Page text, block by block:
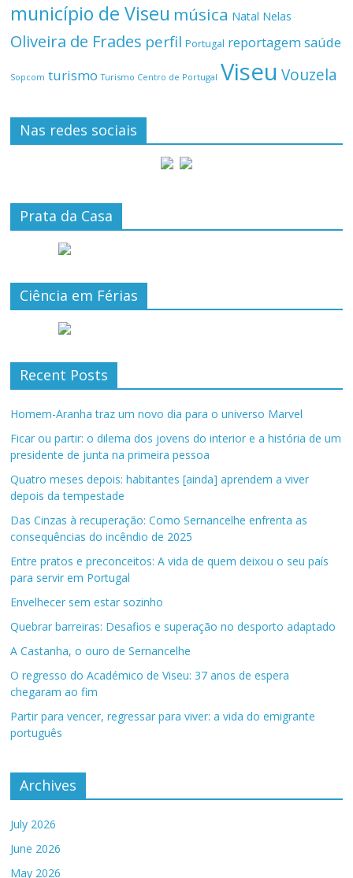
município de Viseu música Natal Nelas
Oliveira de Frades perfil Portugal reportagemsaúde
Sopcom turismo Turismo Centro de Portugal Viseu Vouzela
Nas redes sociais
Prata da Casa
Ciência em Férias
Recent Posts
Homem-Aranha traz um novo dia para o universo Marvel
Ficar ou partir: o dilema dos jovens do interior e a história de um
presidente de junta na primeira pessoa
Quatro meses depois: habitantes [ainda] aprendem a viver
depois da tempestade
Das Cinzas à recuperação: Como Sernancelhe enfrenta as
consequências do incêndio de 2025
Entre pratos e preconceitos: A vida de quem deixou o seu país
para servir em Portugal
Envelhecer sem estar sozinho
Quebrar barreiras: Desafios e superação no desporto adaptado
A Castanha, o ouro de Sernancelhe
O regresso do Académico de Viseu: 37 anos de espera
chegaram ao fim
Partir para vencer, regressar para viver: a vida do emigrante
português
Archives
July 2026
June 2026
May 2026